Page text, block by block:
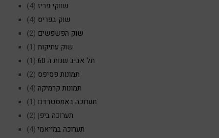
שווקי פריז (4)
שוק בפריס (4)
שוק הפשפשים (2)
שוק עתיקות (1)
תל אביב שנות ה 60
(1)
תמונות פסיפס (2)
תמונות קרמיקה (4)
תערוכה באמסטרדם (1)
תערוכה ביפן (2)
תערוכה במייאמי (4)